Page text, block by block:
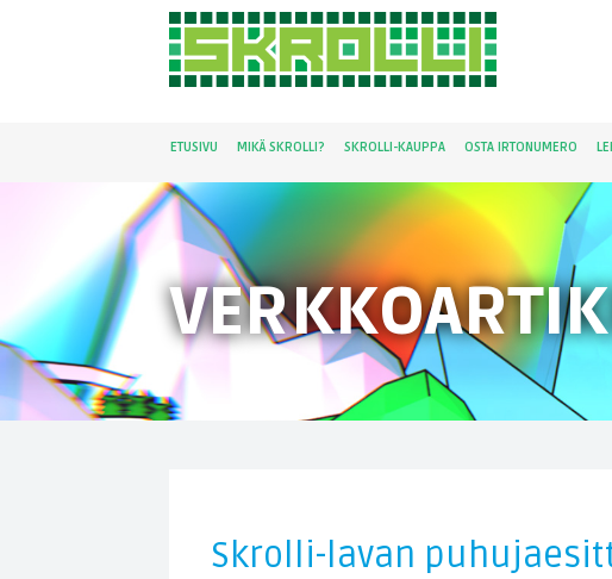
ETUSIVU MIKÄ SKROLLI? SKROLLI-KAUPPA OSTA IRTONUMERO
Skrolli-lavan